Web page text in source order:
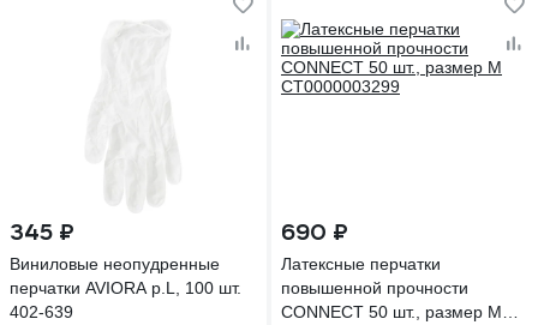
345 ₽
Виниловые неопудренные
перчатки AVIORA р.L, 100 шт.
402-639
690 ₽
Латексные перчатки
повышенной прочности
CONNECT 50 шт., размер M